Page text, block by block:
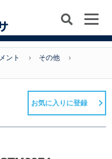
ント
その他
お気に入りに登録